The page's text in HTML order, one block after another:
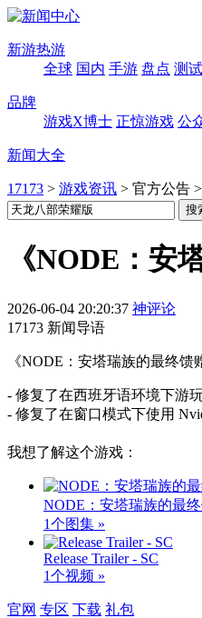
新游热游
全球 国内 手游 盘点 测
品牌
游戏X博士 正惊游戏 公
新闻大全
17173 > 游戏资讯 > 官方公告 >
《NODE：安
2026-06-04 20:20:37 神评论
17173 新闻导语
《NODE：安塔瑞族的最终
- 修复了在西班牙语环境下游
- 修复了在窗口模式下使用
我想了解这个游戏：
NODE：安塔瑞族的最
1个图集 »
Release Trailer - SC
1个视频 »
官网 专区 下载 礼包